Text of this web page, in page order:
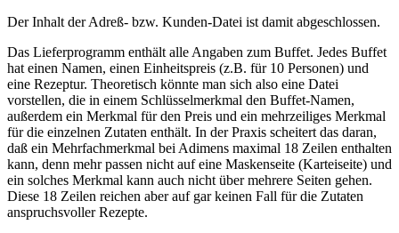
Der Inhalt der Adreß- bzw. Kunden-Datei ist damit abgeschlossen.
Das Lieferprogramm enthält alle Angaben zum Buffet. Jedes Buffet
hat einen Namen, einen Einheitspreis (z.B. für 10 Personen) und
eine Rezeptur. Theoretisch könnte man sich also eine Datei
vorstellen, die in einem Schlüsselmerkmal den Buffet-Namen,
außerdem ein Merkmal für den Preis und ein mehrzeiliges Merkmal
für die einzelnen Zutaten enthält. In der Praxis scheitert das daran,
daß ein Mehrfachmerkmal bei Adimens maximal 18 Zeilen enthalten
kann, denn mehr passen nicht auf eine Maskenseite (Karteiseite) und
ein solches Merkmal kann auch nicht über mehrere Seiten gehen.
Diese 18 Zeilen reichen aber auf gar keinen Fall für die Zutaten
anspruchsvoller Rezepte.